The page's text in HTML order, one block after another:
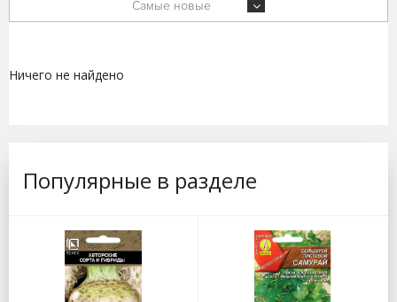
Самые новые
Ничего не найдено
Популярные в разделе